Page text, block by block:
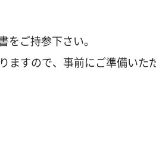
ご持参下さい。
ますので、事前にご準備いた